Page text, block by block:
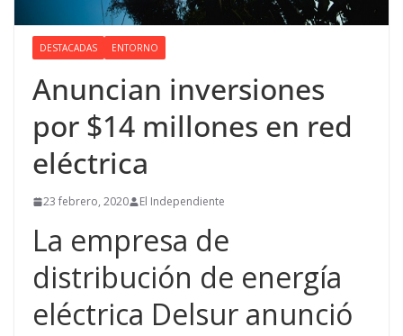
DESTACADAS ENTORNO
Anuncian inversiones
por $14 millones en red
eléctrica
23 febrero, 2020 El Independiente
La empresa de
distribución de energía
eléctrica Delsur anunció